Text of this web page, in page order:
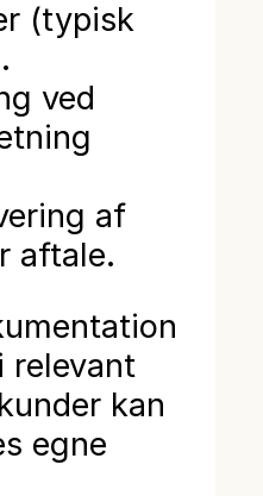
(typisk
ved
af
aftale.
relevant
kan
egne